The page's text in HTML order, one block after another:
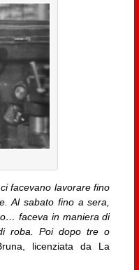
facevano lavorare fino
Al sabato fino a sera,
faceva in maniera di
roba. Poi dopo tre o
licenziata da La